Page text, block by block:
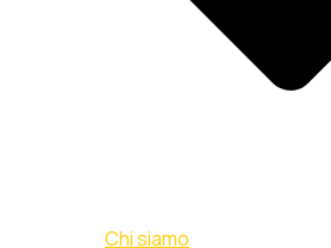
Chi siamo